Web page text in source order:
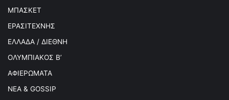
ΜΠΑΣΚΕΤ
ΕΡΑΣΙΤΕΧΝΗΣ
ΕΛΛΑΔΑ / ΔΙΕΘΝΗ
ΟΛΥΜΠΙΑΚΟΣ Β’
ΑΦΙΕΡΩΜΑΤΑ
ΝΕΑ & GOSSIP